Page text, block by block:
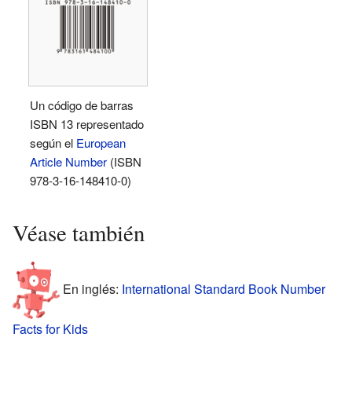
Un código de barras
ISBN 13 representado
según el European
Article Number (ISBN
978-3-16-148410-0)
Véase también
En inglés: International Standard Book Number
Facts for Kids